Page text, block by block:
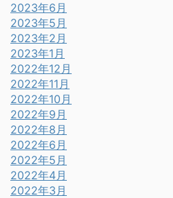
2023年6月
2023年5月
2023年2月
2023年1月
2022年12月
2022年11月
2022年10月
2022年9月
2022年8月
2022年6月
2022年5月
2022年4月
2022年3月